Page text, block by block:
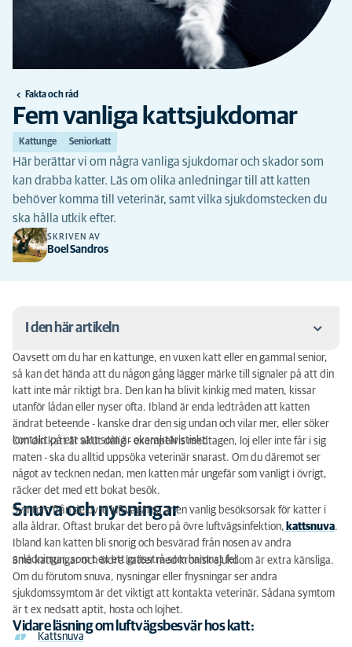
Fakta och råd
Fem vanliga kattsjukdomar
Kattunge Seniorkatt
Här berättar vi om några vanliga sjukdomar och skador som
kan drabba katter. Läs om olika anledningar till att katten
behöver komma till veterinär, samt vilka sjukdomstecken du
ska hålla utkik efter.
SKRIVEN AV
Boel Sandros
I den här artikeln
Snuva och nysningar
Bitsår och bölder
Kissproblem
Problem med mage-tarm
När måste jag söka vård akut för min katt?
Oavsett om du har en kattunge, en vuxen katt eller en gammal senior,
så kan det hända att du någon gång lägger märke till signaler på att din
katt inte mår riktigt bra. Den kan ha blivit kinkig med maten, kissar
utanför lådan eller nyser ofta. Ibland är enda ledtråden att katten
ändrat beteende - kanske drar den sig undan och vilar mer, eller söker
kontakt på ett sätt som är okaraktäristiskt.
Om din katt är akut dålig - exempelvis medtagen, loj eller inte får i sig
maten - ska du alltid uppsöka veterinär snarast. Om du däremot ser
något av tecknen nedan, men katten mår ungefär som vanligt i övrigt,
räcker det med ett bokat besök.
Snuva och nysningar
Symtom från de övre luftvägarna är en vanlig besöksorsak för katter i
alla åldrar. Oftast brukar det bero på övre luftvägsinfektion, kattsnuva.
Ibland kan katten bli snorig och besvärad från nosen av andra
anledningar, som t ex ett grässtrå som hamnat fel.
Små kattungar och äldre katter med kronisk sjukdom är extra känsliga.
Om du förutom snuva, nysningar eller fnysningar ser andra
sjukdomssymtom är det viktigt att kontakta veterinär. Sådana symtom
är t ex nedsatt aptit, hosta och lojhet.
Vidare läsning om luftvägsbesvär hos katt:
Kattsnuva